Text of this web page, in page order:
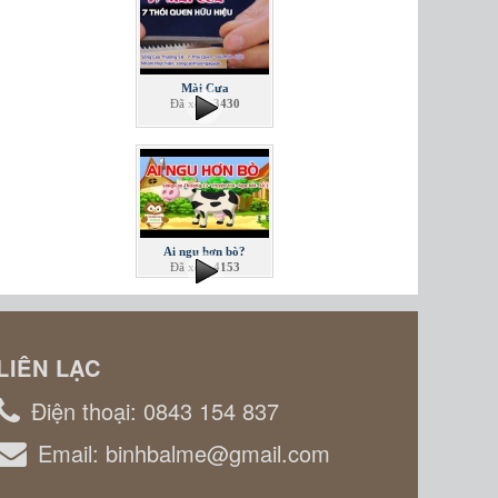
Mài Cưa
Đã xem3430
Ai ngu hơn bò?
Đã xem4153
LẠC
Điện thoại: 0843 154 837
Email: binhbalme@gmail.com